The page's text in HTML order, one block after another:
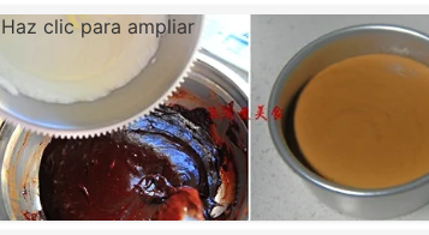
Haz clic para ampliar